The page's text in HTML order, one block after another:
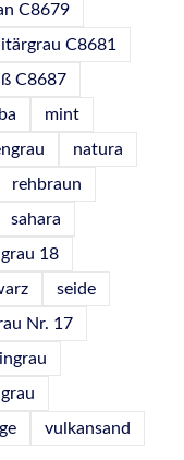
C8679
C8681
C8687
mint
natura
rehbraun
sahara
18
seide
Nr. 17
vulkansand